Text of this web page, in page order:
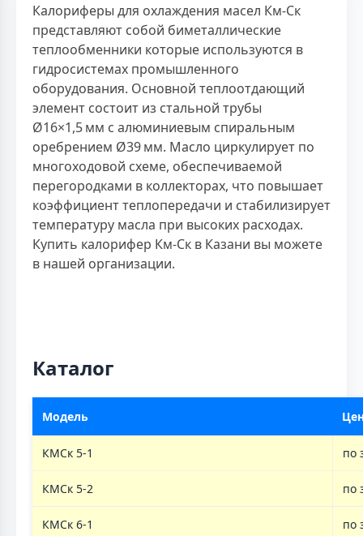
Калориферы для охлаждения масел Км-Ск
представляют собой биметаллические
теплообменники которые используются в
гидросистемах промышленного
оборудования. Основной теплоотдающий
элемент состоит из стальной трубы
Ø16×1,5 мм с алюминиевым спиральным
оребрением Ø39 мм. Масло циркулирует по
многоходовой схеме, обеспечиваемой
перегородками в коллекторах, что повышает
коэффициент теплопередачи и стабилизирует
температуру масла при высоких расходах.
Купить калорифер Км-Ск в Казани вы можете
в нашей организации.
Каталог
Модель
КМСк 5-1 по
КМСк 5-2 по
КМСк 6-1 по